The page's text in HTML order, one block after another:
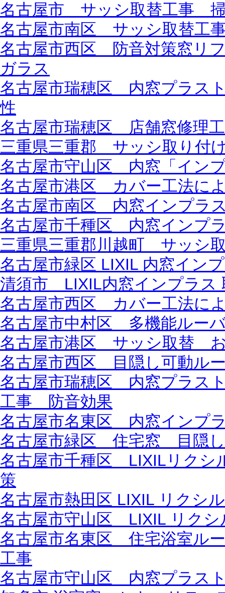
名古屋市 サッシ取替工事
名古屋市南区 サッシ取替
名古屋市西区 防音対策窓リ
ガラス
名古屋市瑞穂区 内窓プラス
性
名古屋市瑞穂区 店舗窓修理
三重県三重郡 サッシ取り付
名古屋市守山区 内窓「イン
名古屋市港区 カバー工法に
名古屋市南区 内窓インプ
名古屋市千種区 内窓イン
三重県三重郡川越町 サッシ
名古屋市緑区 LIXIL 内窓イン
清須市 LIXIL内窓インプラス
名古屋市西区 カバー工法に
名古屋市中村区 多機能ルー
名古屋市港区 サッシ取替
名古屋市西区 目隠し可動
名古屋市瑞穂区 内窓プラス
工事 防音効果
名古屋市名東区 内窓インプ
名古屋市緑区 住宅窓 目隠し
名古屋市千種区 LIXILリク
策
名古屋市熱田区 LIXIL リクシ
名古屋市守山区 LIXIL リクシ
名古屋市名東区 住宅浴室ル
工事
名古屋市守山区 内窓プラ